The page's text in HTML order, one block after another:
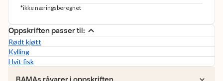
*ikke næringsberegnet
Oppskriften passer til:
Rødt kjøtt
Kylling
Hvit fisk